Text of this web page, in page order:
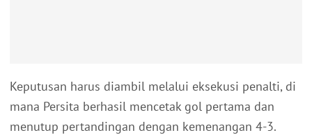
Keputusan harus diambil melalui eksekusi penalti, di
mana Persita berhasil mencetak gol pertama dan
menutup pertandingan dengan kemenangan 4-3.